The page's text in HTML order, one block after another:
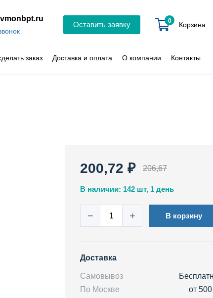
Оставить заявку 0 Корзина
заказ Доставка и оплата О компании Контакты
200,72 ₽ 206,67
В наличии: 142 шт, 1 день
− + В корзину
Доставка
Самовывоз
По Москве
от